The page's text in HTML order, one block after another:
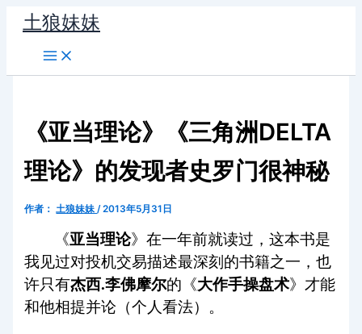
容
土狼妹妹
《亚当理论》《三角洲DELTA
理论》的发现者史罗门很神秘
作者： 土狼妹妹/2013年5月31日
《亚当理论》在一年前就读过，这本书是
我见过对投机交易描述最深刻的书籍之一，也
许只有杰西.李佛摩尔的《大作手操盘术》才能
和他相提并论（个人看法）。